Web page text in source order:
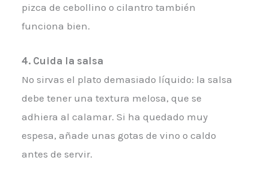
pizca de cebollino o cilantro también
funciona bien.
4. Cuida la salsa
No sirvas el plato demasiado líquido: la salsa
debe tener una textura melosa, que se
adhiera al calamar. Si ha quedado muy
espesa, añade unas gotas de vino o caldo
antes de servir.